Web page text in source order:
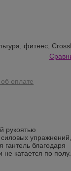
фитнес,
оплате
рукоятью
гантель благодаря
катается по полу.